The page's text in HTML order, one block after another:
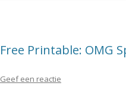
Free Printable: OMG
Geef een reactie